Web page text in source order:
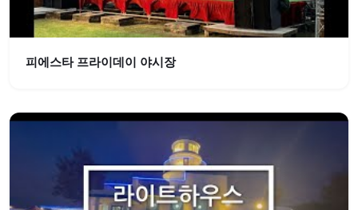
피에스타 프라이데이 야시장